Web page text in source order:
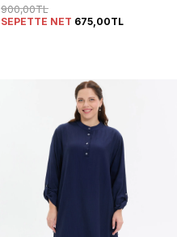
900,00TL
SEPETTE NET 675,00TL